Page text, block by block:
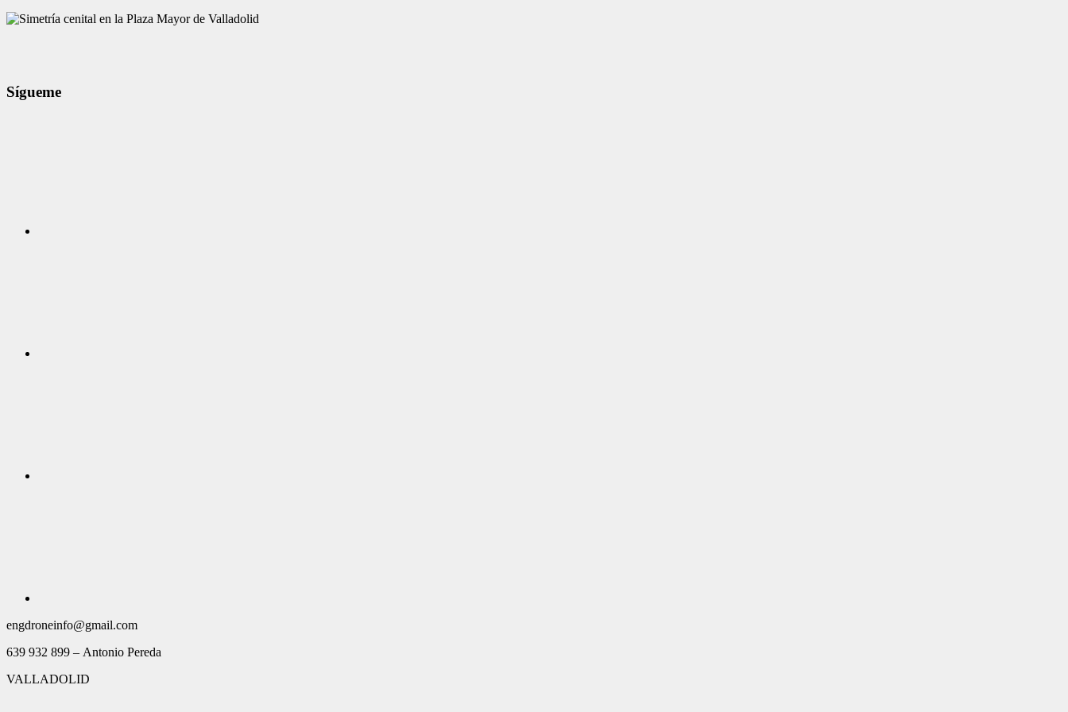
Sígueme
engdroneinfo@gmail.com
639 932 899 – Antonio Pereda
VALLADOLID